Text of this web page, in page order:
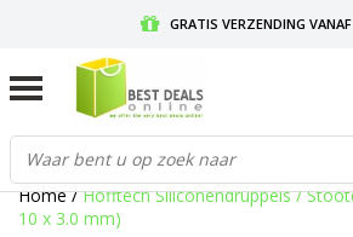
GRATIS VERZENDING
GRATIS RETOURNEREN EN 30
Home/Hofftech Siliconendruppels /
10 x 3.0 mm)